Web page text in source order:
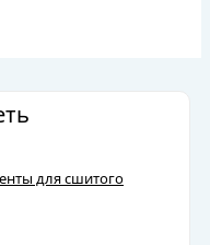
для сшитого